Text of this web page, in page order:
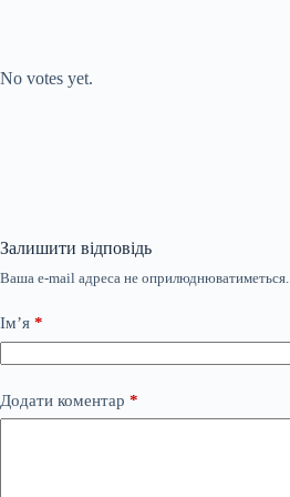
No votes yet.
Залишити відповідь
Ваша e-mail адреса не оприлюднюватиметься.
Ім’я *
Додати коментар *